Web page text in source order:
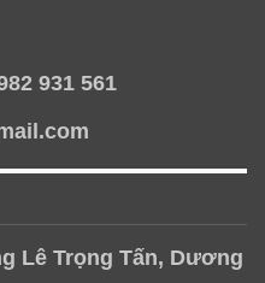
931 561
Lê Trọng Tấn, Dương